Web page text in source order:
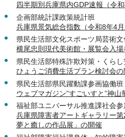
四半期別兵庫県内GDP速報（令和
企画部統計課政策統計班
兵庫県景気総合指数（令和8年4月
県民生活部文化スポーツ局芸術
横尾忠則現代美術館・展覧会入
県民生活部特殊詐欺対策・くら
ひょうご消費生活プラン検討会の
県民生活部県民躍動課参画協働班
ウェブマガジン”すごいすと”神山
福祉部ユニバーサル推進課社会参
兵庫県障害者アートギャラリー
夢と癒しの作品展」の開催